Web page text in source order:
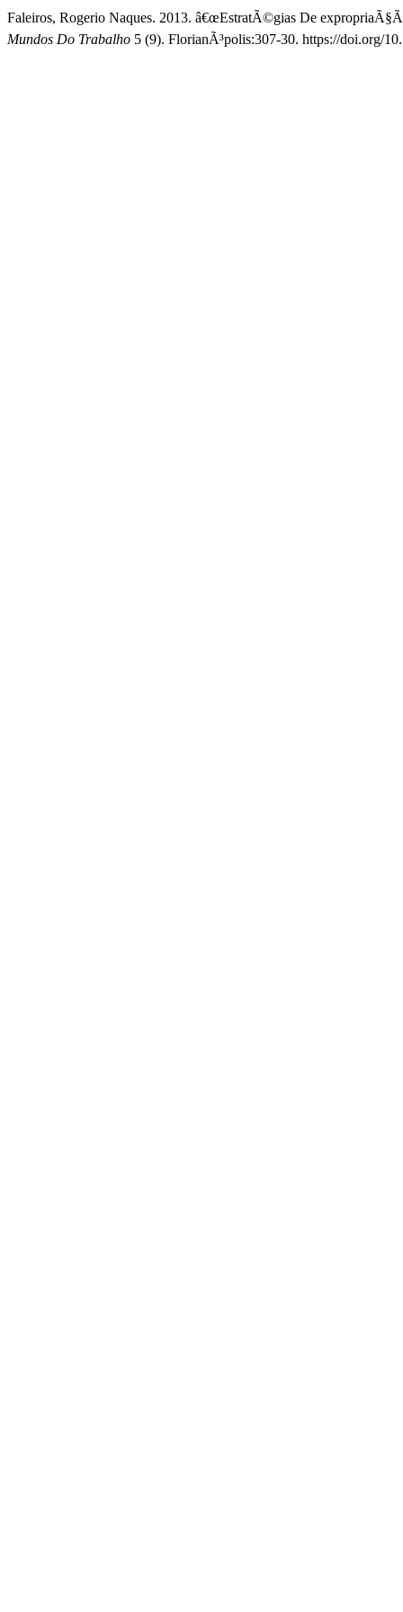
Faleiros, Rogerio Naques. 2013. â€œEstratÃ©gias De
Mundos Do Trabalho 5 (9). FlorianÃ³polis:307-30. https://doi.org/